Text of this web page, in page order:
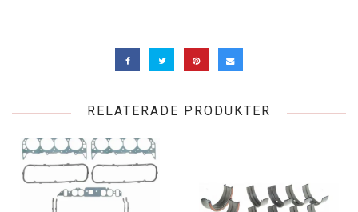
RELATERADE PRODUKTER